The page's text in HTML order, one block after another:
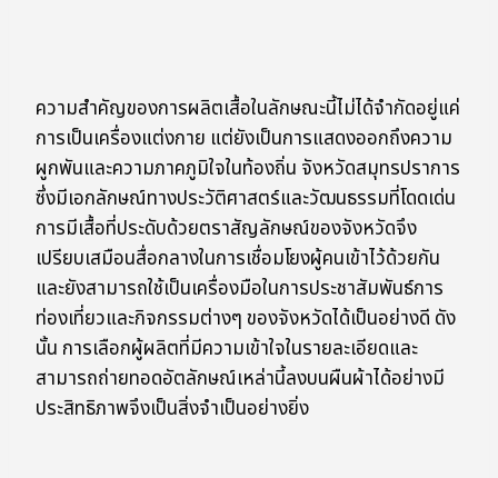
ความสำคัญของการผลิตเสื้อในลักษณะนี้ไม่ได้จำกัดอยู่แค่
การเป็นเครื่องแต่งกาย แต่ยังเป็นการแสดงออกถึงความ
ผูกพันและความภาคภูมิใจในท้องถิ่น จังหวัดสมุทรปราการ
ซึ่งมีเอกลักษณ์ทางประวัติศาสตร์และวัฒนธรรมที่โดดเด่น
การมีเสื้อที่ประดับด้วยตราสัญลักษณ์ของจังหวัดจึง
เปรียบเสมือนสื่อกลางในการเชื่อมโยงผู้คนเข้าไว้ด้วยกัน
และยังสามารถใช้เป็นเครื่องมือในการประชาสัมพันธ์การ
ท่องเที่ยวและกิจกรรมต่างๆ ของจังหวัดได้เป็นอย่างดี ดัง
นั้น การเลือกผู้ผลิตที่มีความเข้าใจในรายละเอียดและ
สามารถถ่ายทอดอัตลักษณ์เหล่านี้ลงบนผืนผ้าได้อย่างมี
ประสิทธิภาพจึงเป็นสิ่งจำเป็นอย่างยิ่ง